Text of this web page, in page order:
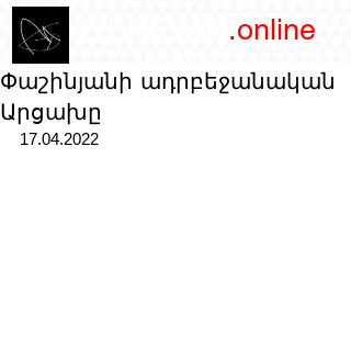
.online
Փաշինյանի ադրբեջանական
Արցախը
17.04.2022